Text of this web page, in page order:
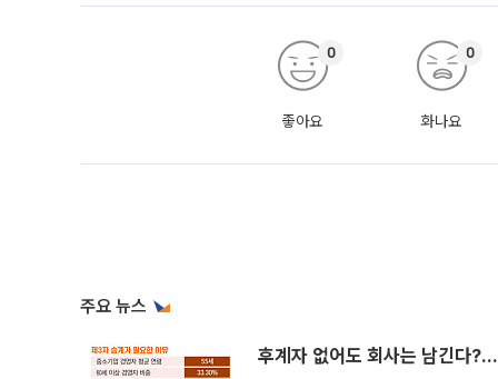
좋아요
0
화나요
0
주요 뉴스
후계자 없어도 회사는 남긴다